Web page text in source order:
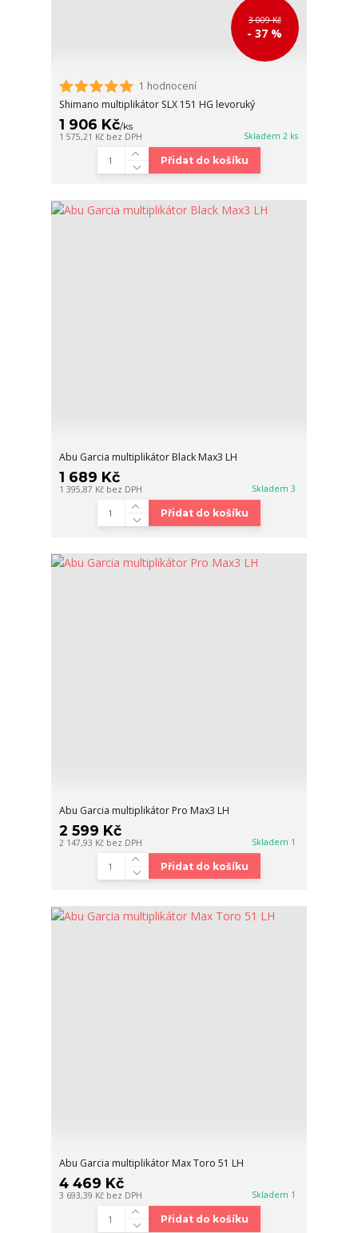
3 009 Kč
- 37 %
1 hodnocení
Shimano multiplikátor SLX 151 HG levoruký
1 906 Kč/ks
1 575,21 Kč bez DPH Skladem 2 ks
Přidat do košíku
Abu Garcia multiplikátor Black Max3 LH
1 689 Kč
1 395,87 Kč bez DPH Skladem 3
Přidat do košíku
Abu Garcia multiplikátor Pro Max3 LH
2 599 Kč
2 147,93 Kč bez DPH Skladem 1
Přidat do košíku
Abu Garcia multiplikátor Max Toro 51 LH
4 469 Kč
3 693,39 Kč bez DPH Skladem 1
Přidat do košíku